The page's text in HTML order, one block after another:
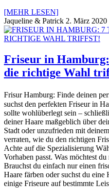
[MEHR LESEN]
Jaqueline & Patrick 2. März 2020
Friseur in
die richtige Wahl
Frisur Hamburg: Finde deinen
suchst den perfekten Friseur in
sollte wohlüberlegt sein –
deiner Haare maßgeblich über
Stadt oder unzufrieden mit
verraten, wie du den richtigen
Achte auf die Spezialisierung
Vorhaben passt. Was möchtest
Brauchst du einfach nur einen
Haare färben oder suchst du eine
einige Friseure auf bestimmte